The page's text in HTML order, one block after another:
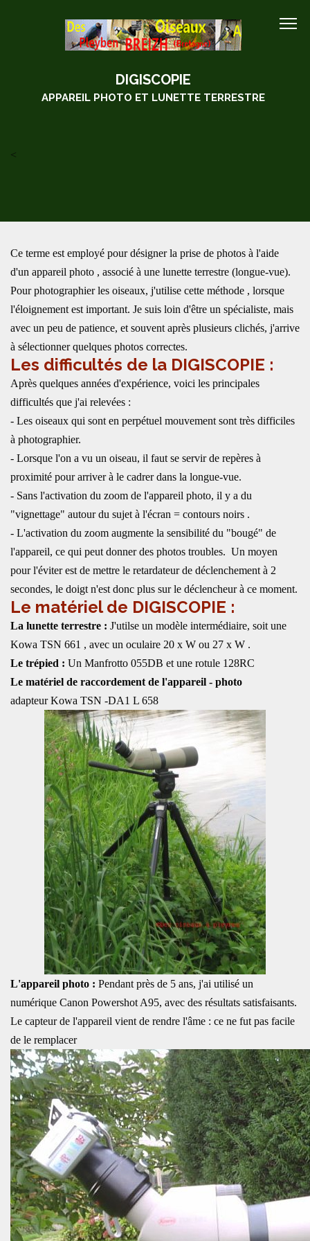
DIGISCOPIE
APPAREIL PHOTO ET LUNETTE TERRESTRE
<
Ce terme est employé pour désigner la prise de photos à l'aide
d'un appareil photo , associé à une lunette terrestre (longue-vue).
Pour photographier les oiseaux, j'utilise cette méthode , lorsque
l'éloignement est important. Je suis loin d'être un spécialiste, mais
avec un peu de patience, et souvent après plusieurs clichés, j'arrive
à sélectionner quelques photos correctes.
Les difficultés de la DIGISCOPIE :
Après quelques années d'expérience, voici les principales
difficultés que j'ai relevées :
- Les oiseaux qui sont en perpétuel mouvement sont très difficiles
à photographier.
- Lorsque l'on a vu un oiseau, il faut se servir de repères à
proximité pour arriver à le cadrer dans la longue-vue.
- Sans l'activation du zoom de l'appareil photo, il y a du
"vignettage" autour du sujet à l'écran = contours noirs .
- L'activation du zoom augmente la sensibilité du "bougé" de
l'appareil, ce qui peut donner des photos troubles. Un moyen
pour l'éviter est de mettre le retardateur de déclenchement à 2
secondes, le doigt n'est donc plus sur le déclencheur à ce moment.
Le matériel de DIGISCOPIE :
La lunette terrestre : J'utilse un modèle intermédiaire, soit une
Kowa TSN 661 , avec un oculaire 20 x W ou 27 x W .
Le trépied : Un Manfrotto 055DB et une rotule 128RC
Le matériel de raccordement de l'appareil - photo
adapteur Kowa TSN -DA1 L 658
L'appareil photo : Pendant près de 5 ans, j'ai utilisé un
numérique Canon Powershot A95, avec des résultats satisfaisants.
Le capteur de l'appareil vient de rendre l'âme : ce ne fut pas facile
de le remplacer